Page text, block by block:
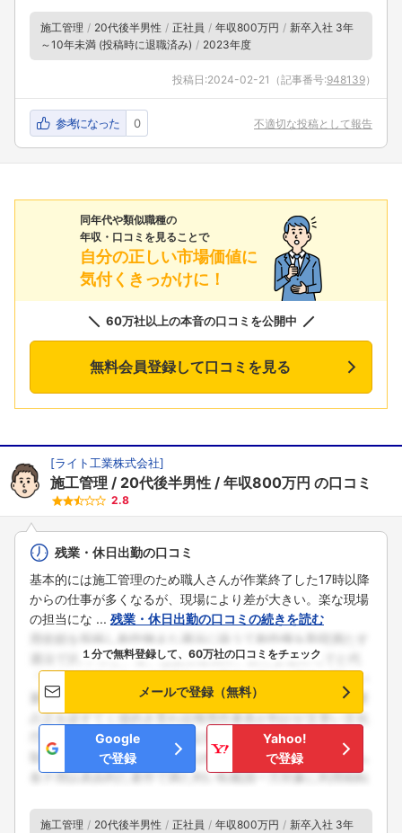
施工管理 20代後半男性 正社員 年収800万円
新卒入社 3年
～10年未満 (投稿時に退職済み)
2023年度
投稿日:2024-02-21 （記事番号:948139）
参考になった 0 不適切な投稿として報告
同年代や類似職種の
年収・口コミを見ることで
自分の正しい市場価値に
気付くきっかけに！
60万社以上の本音の口コミを公開中
無料会員登録して口コミを見る
[ライト工業株式会社]
施工管理 20代後半男性 年収800万円 の口コミ
2.8
残業・休日出勤の口コミ
基本的には施工管理のため職人さんが作業終了した17時以降
からの仕事が多くなるが、現場により差が大きい。楽な現場
の担当にな ... 残業・休日出勤の口コミの続きを読む
１分で無料登録して、60万社の口コミをチェック
メールで登録（無料）
Google
で登録
Yahoo!
で登録
施工管理 20代後半男性 正社員 年収800万円
新卒入社 3年